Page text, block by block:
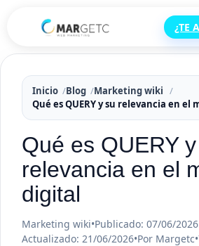
¿TE
Inicio Blog
Marketing wiki
Qué es QUERY y su relevancia en el
Qué es QUERY
relevancia en el
digital
Marketing wiki•Publicado: 07/06/2026
Actualizado: 21/06/2026•Por Margetc•